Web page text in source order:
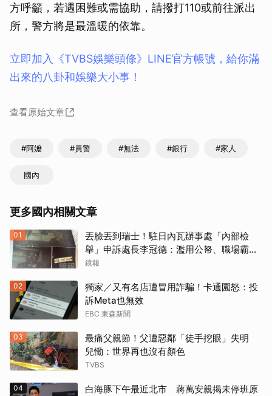
方呼籲，若遇困難或需協助，請撥打110或前往派出
所，警方將是最溫暖的依靠。
立即加入《TVBS娛樂頭條》LINE官方帳號，給你滿
出來的八卦和娛樂大小事！
查看原始文章
#阿嬤 #員警 #無法 #銀行 #家人
國內
更多國內相關文章
01
丟臉丟到瑞士！駐日內瓦辦事處「內部檢
舉」申訴處長李冠德：濫用公帑、職場霸
凌、超速仔拒繳罰單 外交部要查了
鏡報
02
獨家／又有名店遭冒用詐騙！卡通園怒：投
訴Meta也無效
EBC 東森新聞
03
最痛父親節！父遭惡鄰「徒手挖眼」失明
兒慟：世界再也沒有顏色
TVBS
04
白海豚下午最近北市 蔣萬安親揭未停班原